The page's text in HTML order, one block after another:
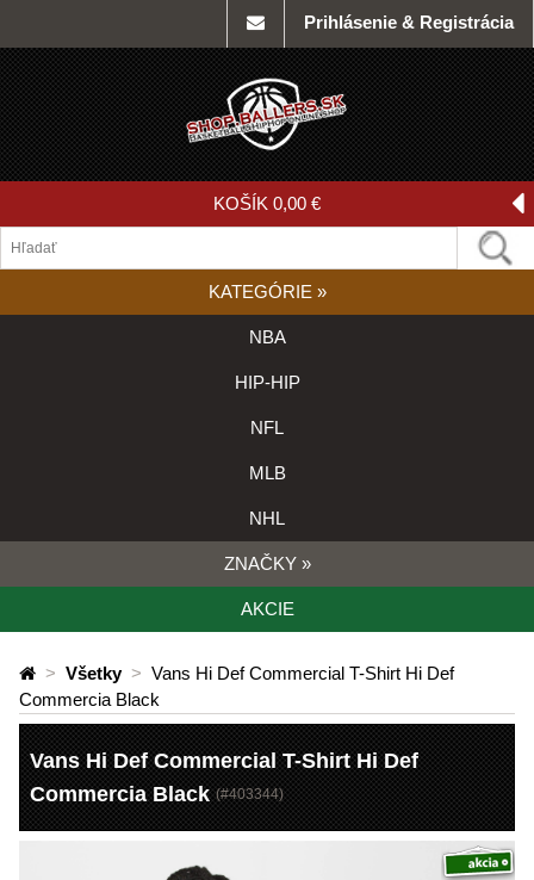
Prihlásenie & Registrácia
KOŠÍK 0,00 €
KATEGÓRIE »
NBA
HIP-HIP
NFL
MLB
NHL
ZNAČKY »
AKCIE
> Všetky > Vans Hi Def Commercial T-Shirt Hi Def
Commercia Black
Vans Hi Def Commercial T-Shirt Hi Def
Commercia Black (#403344)